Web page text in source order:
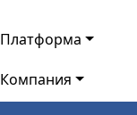
Платформа
Компания